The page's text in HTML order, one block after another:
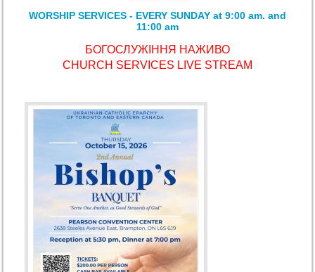
WORSHIP SERVICES - EVERY SUNDAY at 9:00 am. and
11:00 am
БОГОСЛУЖІННЯ НАЖИВО
CHURCH SERVICES LIVE STREAM